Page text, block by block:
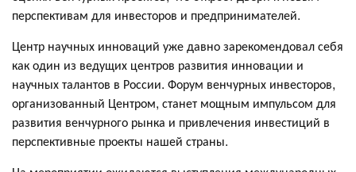
перспективам для инвесторов и предпринимателей.
Центр научных инноваций уже давно зарекомендовал себя
как один из ведущих центров развития инновации и
научных талантов в России. Форум венчурных инвесторов,
организованный Центром, станет мощным импульсом для
развития венчурного рынка и привлечения инвестиций в
перспективные проекты нашей страны.